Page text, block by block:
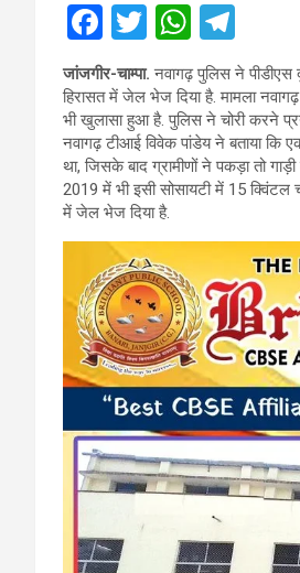
F
a
ce
b
o
o
k
T
wi
tt
er
W
h
at
s
A
p
p
el
e
gr
a
m
जांजगीर-चाम्पा.नवागढ़ पुलिस ने
हिरासत में जेल भेज दिया है. मामला
भी खुलासा हुआ है. पुलिस ने चोरी करने
नवागढ़ टीआई विवेक पांडेय ने बताया कि
था, जिसके बाद ग्रामीणों ने पकड़ा तो
2019 में भी इसी सोसायटी में 15 क्विंटल
में जेल भेज दिया है.